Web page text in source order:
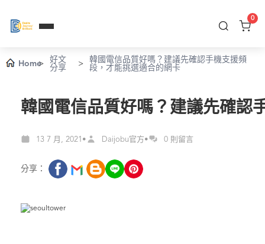
0
Home>
好文
分享
>
韓國電信品質好嗎？建議先確認手機支援頻
段，才能挑選適合的網卡
韓國電信品質好嗎？建議先確認
13 7 月, 2021 • Daijobu官方• 0 則留言
分享：